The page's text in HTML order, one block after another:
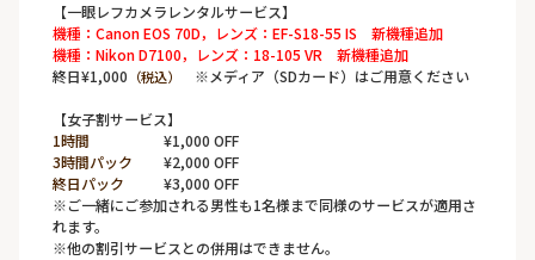
【一眼レフカメラレンタルサービス】
機種：Canon EOS 70D，レンズ：EF-S18-55 IS 新機種追加
機種：Nikon D7100，レンズ：18-105 VR 新機種追加
終日¥1,000 （税込） ※メディア（SDカード）はご用意ください
【女子割サービス】
1時間
¥1,000 OFF
3時間パック
¥2,000 OFF
終日パック
¥3,000 OFF
※ご一緒にご参加される男性も1名様まで同様のサービスが適用さ
れます。
※他の割引サービスとの併用はできません。